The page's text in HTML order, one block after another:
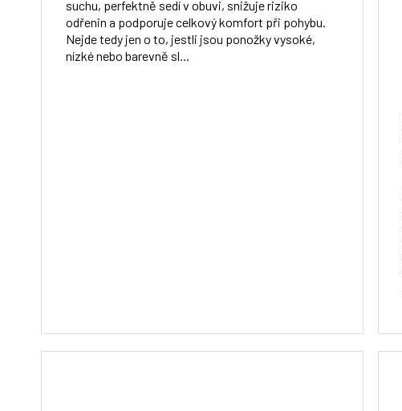
suchu, perfektně sedí v obuvi, snižuje riziko
odřenin a podporuje celkový komfort při pohybu.
Nejde tedy jen o to, jestli jsou ponožky vysoké,
nízké nebo barevně sl...